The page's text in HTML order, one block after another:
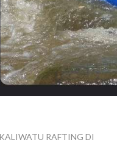
KALIWATU RAFTING DI